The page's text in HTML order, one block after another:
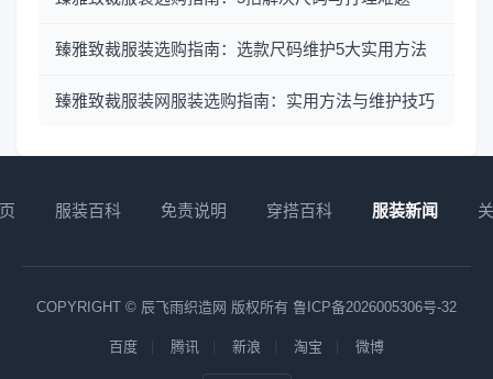
臻雅致裁服装选购指南：选款尺码维护5大实用方法
臻雅致裁服装网服装选购指南：实用方法与维护技巧
服装百科 免责说明 穿搭百科 服装新闻
COPYRIGHT © 辰飞雨织造网 版权所有 鲁ICP备2026005306号-32
百度 腾讯 新浪 淘宝 微博